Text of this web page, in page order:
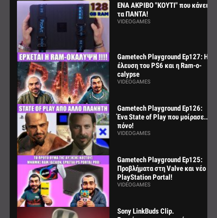
ΕΝΑ ΑΚΡΙΒΟ "ΚΟΥΤΙ" που κάνει
τα ΠΑΝΤΑ!
VIDEOGAMES
Gametech Playground Ep127: Η
έλευση του PS6 και η Ram-o-
calypse
VIDEOGAMES
Gametech Playground Ep126:
Ένα State of Play που μοίρασε...
πόνο!
VIDEOGAMES
Gametech Playground Ep125:
Προβλήματα στη Valve και νέο
PlayStation Portal!
VIDEOGAMES
Sony LinkBuds Clip.